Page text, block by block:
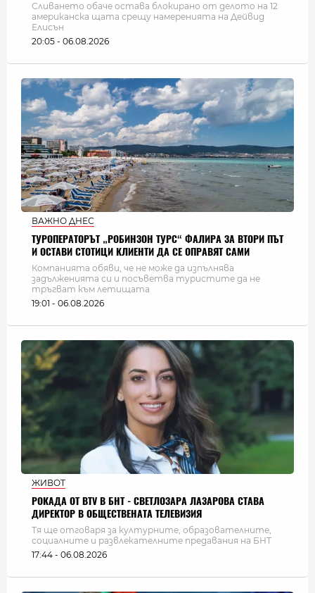
Сливането обаче остава блокирано от делото на 12
американска щата срещу намеренията на Дейвид
Елисън
20:05 - 06.08.2026
ВАЖНО ДНЕС
ТУРОПЕРАТОРЪТ „РОБИНЗОН ТУРС“ ФАЛИРА ЗА ВТОРИ ПЪТ
И ОСТАВИ СТОТИЦИ КЛИЕНТИ ДА СЕ ОПРАВЯТ САМИ
Компанията обяви, че не може да изпълнява
задълженията си и посъветва туристите да не
тръгват към летищата
19:01 - 06.08.2026
ЖИВОТ
РОКАДА ОТ BTV В БНТ - СВЕТЛОЗАРА ЛАЗАРОВА СТАВА
ДИРЕКТОР В ОБЩЕСТВЕНАТА ТЕЛЕВИЗИЯ
Тя ще отговаря за културните, образователните,
социалните и развлекателните предавания на БНТ
17:44 - 06.08.2026